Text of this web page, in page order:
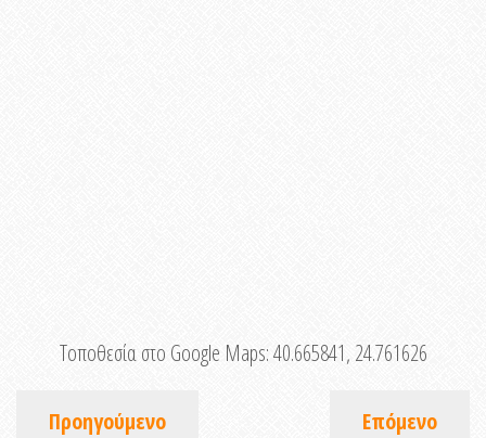
Τοποθεσία στο Google Maps:40.665841, 24.761626
Προηγούμενο Επόμενο